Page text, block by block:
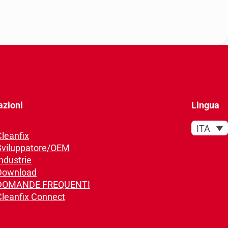
OEM
FREQUENTI
Connect
Lingua
ITA